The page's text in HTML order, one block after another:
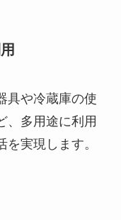
具や冷蔵庫の使
、多用途に利用
実現します。